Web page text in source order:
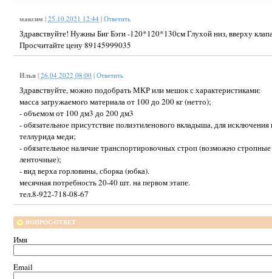
максим | 25.10.2021 12:44 | Ответить
Здравствуйте! Нужны Биг Бэги -120*120*130см Глухой низ, вверху
Просчитайте цену 89145999035
Илья | 26.04.2022 08:00 | Ответить
Здравствуйте, можно подобрать МКР или мешок с характеристиками:
масса загружаемого материала от 100 до 200 кг (нетто);
- объемом от 100 дм3 до 200 дм3
- обязательное присутствие полиэтиленового вкладыша, для исключения
теллурида меди;
- обязательное наличие транспортировочных строп (возможно
ленточные);
- вид верха горловины, сборка (юбка).
месячная потребность 20-40 шт. на первом этапе.
тел.8-922-718-08-67
ВОПРОС-ОТВЕТ
Имя
Email